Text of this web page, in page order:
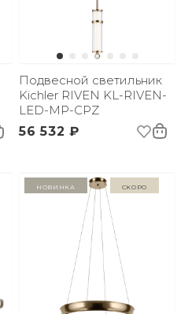
Подвесной светильник
Kichler RIVEN KL-RIVEN-
LED-MP-CPZ
56 532 ₽
Новинка Скоро